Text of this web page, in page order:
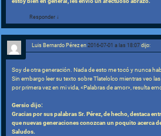
Responder ↓
Luis Bernardo Pérezen2016-07-01 a las 18:07 dijo:
Soy de otra generación. Nada de esto me tocó y nunca
Sin embargo leer su texto sobre Tlatelolco mientras veo
por primera vez en mi vida, «Palabras de amor», resulta
Gersio dijo:
Gracias por sus palabras Sr. Pérez, de hecho, destaca
que nuevas generaciones conozcan un poquito acerca
Saludos.